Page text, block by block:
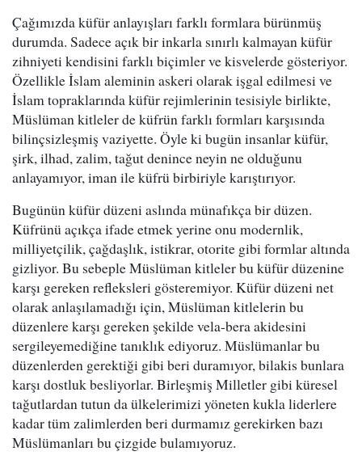
Çağımızda küfür anlayışları farklı formlara bürünmüş
durumda. Sadece açık bir inkarla sınırlı kalmayan küfür
zihniyeti kendisini farklı biçimler ve kisvelerde gösteriyor.
Özellikle İslam aleminin askeri olarak işgal edilmesi ve
İslam topraklarında küfür rejimlerinin tesisiyle birlikte,
Müslüman kitleler de küfrün farklı formları karşısında
bilinçsizleşmiş vaziyette. Öyle ki bugün insanlar küfür,
şirk, ilhad, zalim, tağut denince neyin ne olduğunu
anlayamıyor, iman ile küfrü birbiriyle karıştırıyor.
Bugünün küfür düzeni aslında münafıkça bir düzen.
Küfrünü açıkça ifade etmek yerine onu modernlik,
milliyetçilik, çağdaşlık, istikrar, otorite gibi formlar altında
gizliyor. Bu sebeple Müslüman kitleler bu küfür düzenine
karşı gereken refleksleri gösteremiyor. Küfür düzeni net
olarak anlaşılamadığı için, Müslüman kitlelerin bu
düzenlere karşı gereken şekilde vela-bera akidesini
sergileyemediğine tanıklık ediyoruz. Müslümanlar bu
düzenlerden gerektiği gibi beri duramıyor, bilakis bunlara
karşı dostluk besliyorlar. Birleşmiş Milletler gibi küresel
tağutlardan tutun da ülkelerimizi yöneten kukla liderlere
kadar tüm zalimlerden beri durmamız gerekirken bazı
Müslümanları bu çizgide bulamıyoruz.